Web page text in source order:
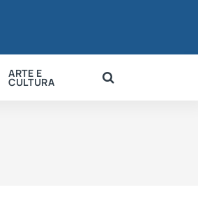
ARTE E
CULTURA